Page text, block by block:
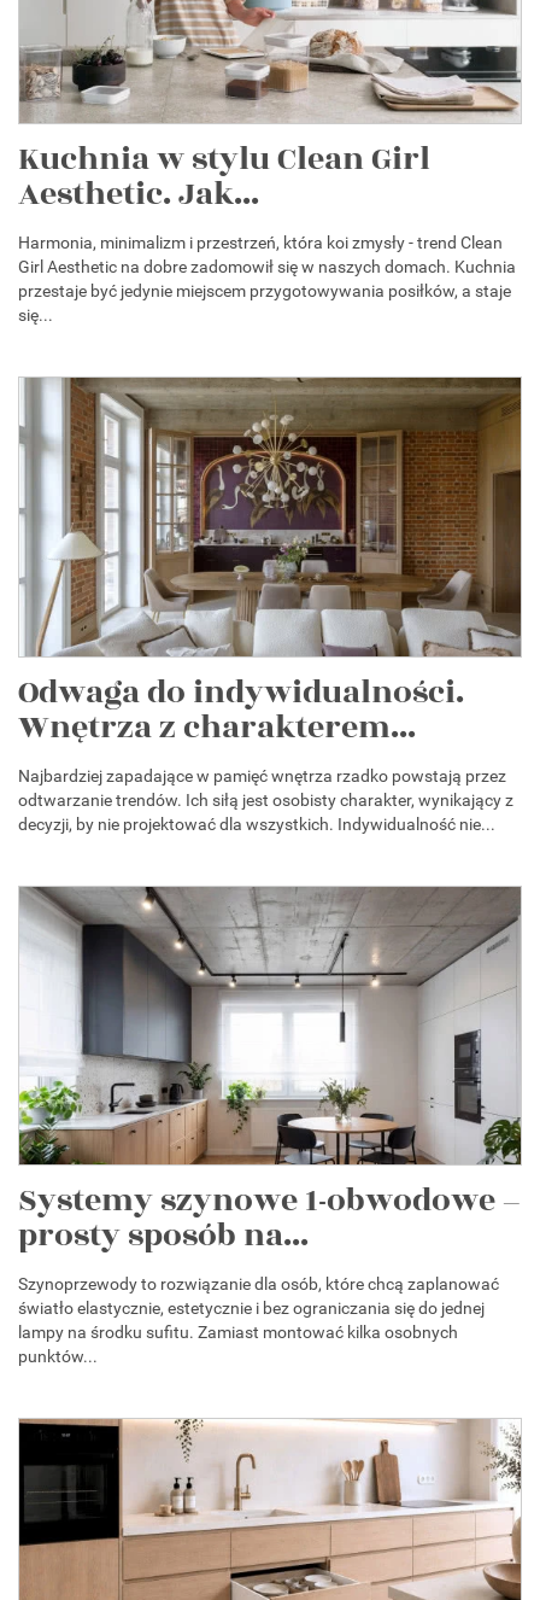
Kuchnia w stylu Clean Girl
Aesthetic. Jak...
Harmonia, minimalizm i przestrzeń, która koi zmysły - trend Clean
Girl Aesthetic na dobre zadomowił się w naszych domach. Kuchnia
przestaje być jedynie miejscem przygotowywania posiłków, a staje
się...
Odwaga do indywidualności.
Wnętrza z charakterem...
Najbardziej zapadające w pamięć wnętrza rzadko powstają przez
odtwarzanie trendów. Ich siłą jest osobisty charakter, wynikający z
decyzji, by nie projektować dla wszystkich. Indywidualność nie...
Systemy szynowe 1-obwodowe –
prosty sposób na...
Szynoprzewody to rozwiązanie dla osób, które chcą zaplanować
światło elastycznie, estetycznie i bez ograniczania się do jednej
lampy na środku sufitu. Zamiast montować kilka osobnych
punktów...